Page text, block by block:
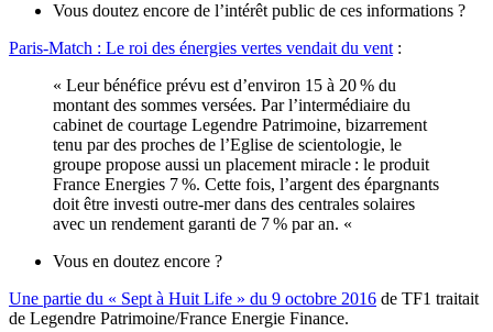
Vous doutez encore de l’intérêt public de ces informations ?
Paris-Match : Le roi des énergies vertes vendait du vent:
« Leur bénéfice prévu est d’environ 15 à 20 % du
montant des sommes versées. Par l’intermédiaire du
cabinet de courtage Legendre Patrimoine, bizarrement
tenu par des proches de l’Eglise de scientologie, le
groupe propose aussi un placement miracle : le produit
France Energies 7 %. Cette fois, l’argent des ­épargnants
doit être investi outre-mer dans des centrales ­solaires
avec un rendement garanti de 7 % par an. «
Vous en doutez encore ?
Une partie du « Sept à Huit Life » du 9 octobre 2016 de TF1 traitait
de Legendre Patrimoine/France Energie Finance.